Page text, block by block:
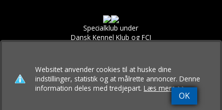
Specialklub under
Dansk Kennel Klub og FCI
OK
Websitet anvender cookies til at huske dine
indstillinger, statistik og at målrette annoncer. Denne
information deles med tredjepart. Læs mere >>